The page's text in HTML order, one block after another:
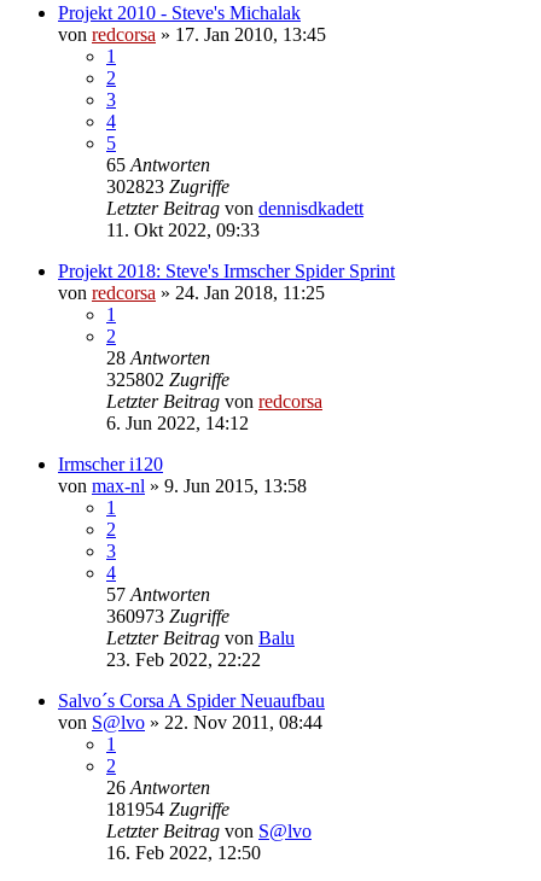
Projekt 2010 - Steve's Michalak
von redcorsa » 17. Jan 2010, 13:45
1
2
3
4
5
65 Antworten
302823 Zugriffe
Letzter Beitrag von dennisdkadett
11. Okt 2022, 09:33
Projekt 2018: Steve's Irmscher Spider Sprint
von redcorsa » 24. Jan 2018, 11:25
1
2
28 Antworten
325802 Zugriffe
Letzter Beitrag von redcorsa
6. Jun 2022, 14:12
Irmscher i120
von max-nl » 9. Jun 2015, 13:58
1
2
3
4
57 Antworten
360973 Zugriffe
Letzter Beitrag von Balu
23. Feb 2022, 22:22
Salvo´s Corsa A Spider Neuaufbau
von S@lvo » 22. Nov 2011, 08:44
1
2
26 Antworten
181954 Zugriffe
Letzter Beitrag von S@lvo
16. Feb 2022, 12:50